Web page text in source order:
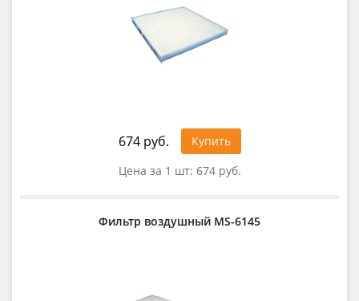
674 руб.
Купить
Цена за 1 шт: 674 руб.
Фильтр воздушный MS-6145